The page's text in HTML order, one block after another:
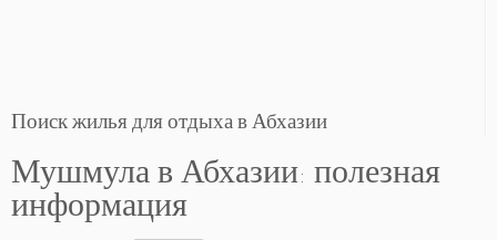
Поиск жилья для отдыха в Абхазии
Мушмула в Абхазии: полезная
информация